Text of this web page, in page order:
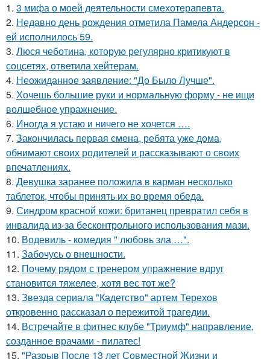
1. 3 мифа о моей деятельности смехотерапевта.
2. Недавно день рождения отметила Памела Андерсон -
ей исполнилось 59.
3. Люся чеботина, которую регулярно критикуют в
соцсетях, ответила хейтерам.
4. Неожиданное заявление: "До Было Лучше".
5. Хочешь большие руки и нормальную форму - не ищи
волшебное упражнение.
6. Иногда я устаю и ничего не хочется ….
7. Закончилась первая смена, ребята уже дома,
обнимают своих родителей и рассказывают о своих
впечатлениях.
8. Девушка заранее положила в карман несколько
таблеток, чтобы принять их во время обеда.
9. Синдром красной кожи: британец превратил себя в
инвалида из-за бесконтрольного использования мази.
10. Водевиль - комедия " любовь зла …".
11. Забочусь о внешности.
12. Почему рядом с тренером упражнение вдруг
становится тяжелее, хотя вес тот же?
13. Звезда сериала "Кадетство" артем Терехов
откровенно рассказал о пережитой трагедии.
14. Встречайте в фитнес клубе "Триумф" направление,
созданное врачами - пилатес!
15. "Разрыв После 13 лет Совместной Жизни и